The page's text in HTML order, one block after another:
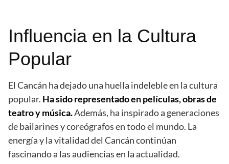
Influencia en la Cultura
Popular
El Cancán ha dejado una huella indeleble en la cultura
popular. Ha sido representado en películas, obras de
teatro y música.Además, ha inspirado a generaciones
de bailarines y coreógrafos en todo el mundo. La
energía y la vitalidad del Cancán continúan
fascinando a las audiencias en la actualidad.